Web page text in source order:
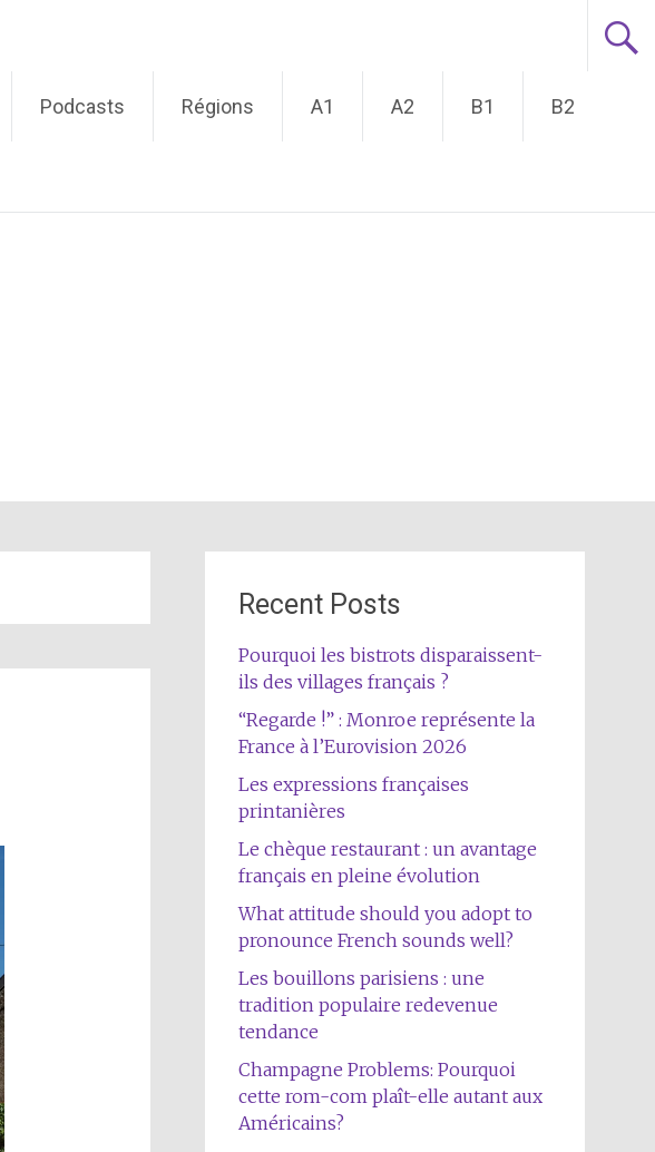
Podcasts Régions A1 A2 B1 B2
Recent Posts
Pourquoi les bistrots disparaissent-
ils des villages français ?
“Regarde !” : Monroe représente la
France à l’Eurovision 2026
Les expressions françaises
printanières
Le chèque restaurant : un avantage
français en pleine évolution
What attitude should you adopt to
pronounce French sounds well?
Les bouillons parisiens : une
tradition populaire redevenue
tendance
Champagne Problems: Pourquoi
cette rom-com plaît-elle autant aux
Américains?